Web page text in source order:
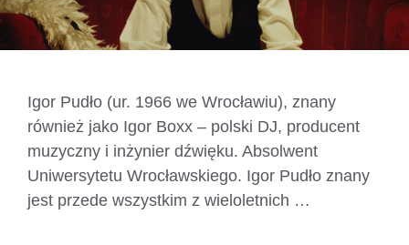
Igor Pudło (ur. 1966 we Wrocławiu), znany
również jako Igor Boxx – polski DJ, producent
muzyczny i inżynier dźwięku. Absolwent
Uniwersytetu Wrocławskiego. Igor Pudło znany
jest przede wszystkim z wieloletnich …